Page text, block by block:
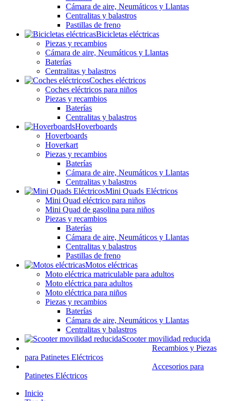
Cámara de aire, Neumáticos y Llantas
Centralitas y balastros
Pastillas de freno
Bicicletas eléctricas
Piezas y recambios
Cámara de aire, Neumáticos y Llantas
Baterías
Centralitas y balastros
Coches eléctricos
Coches eléctricos para niños
Piezas y recambios
Baterías
Centralitas y balastros
Hoverboards
Hoverboards
Hoverkart
Piezas y recambios
Baterías
Cámara de aire, Neumáticos y Llantas
Centralitas y balastros
Mini Quads Eléctricos
Mini Quad eléctrico para niños
Mini Quad de gasolina para niños
Piezas y recambios
Baterías
Cámara de aire, Neumáticos y Llantas
Centralitas y balastros
Pastillas de freno
Motos eléctricas
Moto eléctrica matriculable para adultos
Moto eléctrica para adultos
Moto eléctrica para niños
Piezas y recambios
Baterías
Cámara de aire, Neumáticos y Llantas
Centralitas y balastros
Scooter movilidad reducida
Recambios y Piezas
para Patinetes Eléctricos
Accesorios para
Patinetes Eléctricos
Inicio